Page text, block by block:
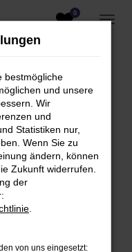
0
können:
deine
Beispiel deine
bestmögliche
und unsere
Wir
und
Statistiken nur,
Wenn Sie zu
ändern, können
Zukunft widerrufen.
der
von uns eingesetzt: